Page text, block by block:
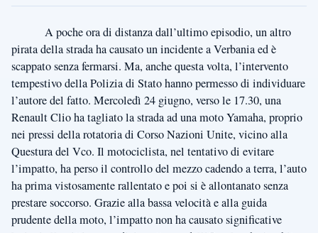
A poche ora di distanza dall’ultimo episodio, un altro
pirata della strada ha causato un incidente a Verbania ed è
scappato senza fermarsi. Ma, anche questa volta, l’intervento
tempestivo della Polizia di Stato hanno permesso di individuare
l’autore del fatto. Mercoledì 24 giugno, verso le 17.30, una
Renault Clio ha tagliato la strada ad una moto Yamaha, proprio
nei pressi della rotatoria di Corso Nazioni Unite, vicino alla
Questura del Vco. Il motociclista, nel tentativo di evitare
l’impatto, ha perso il controllo del mezzo cadendo a terra, l’auto
ha prima vistosamente rallentato e poi si è allontanato senza
prestare soccorso. Grazie alla bassa velocità e alla guida
prudente della moto, l’impatto non ha causato significative